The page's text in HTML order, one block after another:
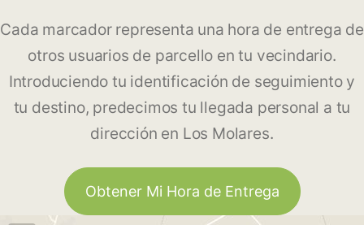
Cada marcador representa una hora de entrega de
otros usuarios de parcello en tu vecindario.
Introduciendo tu identificación de seguimiento y
tu destino, predecimos tu llegada personal a tu
dirección en Los Molares.
Obtener Mi Hora de Entrega